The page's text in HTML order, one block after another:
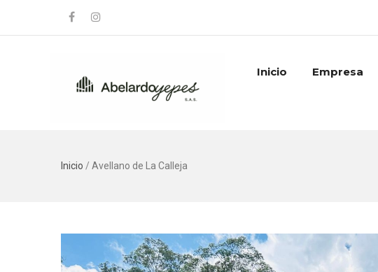
Inicio Empresa
Inicio / Avellano de La Calleja